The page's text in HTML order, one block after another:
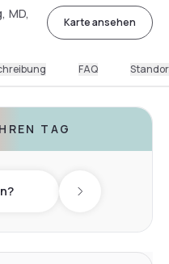
MD,
Karte ansehen
FAQ
TAG
Next day